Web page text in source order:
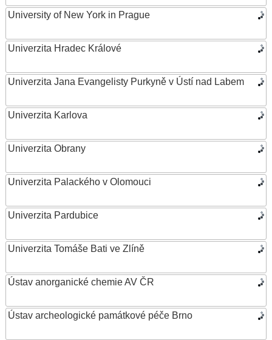
University of New York in Prague
Univerzita Hradec Králové
Univerzita Jana Evangelisty Purkyně v Ústí nad Labem
Univerzita Karlova
Univerzita Obrany
Univerzita Palackého v Olomouci
Univerzita Pardubice
Univerzita Tomáše Bati ve Zlíně
Ústav anorganické chemie AV ČR
Ústav archeologické památkové péče Brno